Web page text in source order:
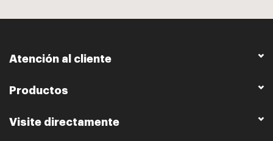
Atención al cliente
Productos
Visite directamente